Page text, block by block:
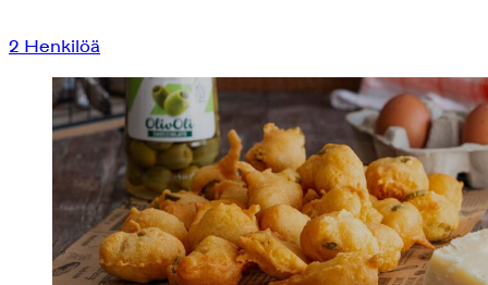
2 Henkilöä